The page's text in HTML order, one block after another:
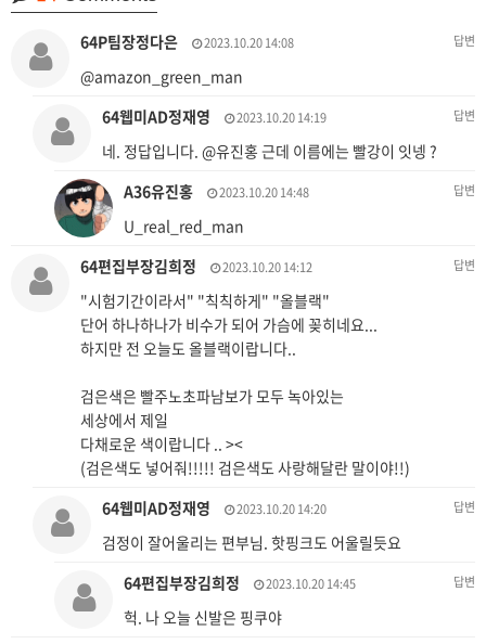
64P팀장정다은 2023.10.20 14:08 답변
@amazon_green_man
64웹미AD정재영
2023.10.20 14:19 답변
네. 정답입니다. @유진홍 근데 이름에는 빨강이 잇넹 ?
A36유진홍
2023.10.20 14:48 답변
U_real_red_man
64편집부장김희정
2023.10.20 14:12 답변
"시험기간이라서" "칙칙하게" "올블랙"
단어 하나하나가 비수가 되어 가슴에 꽂히네요...
하지만 전 오늘도 올블랙이랍니다..
검은색은 빨주노초파남보가 모두 녹아있는
세상에서 제일
다채로운 색이랍니다 .. ><
(검은색도 넣어줘!!!!! 검은색도 사랑해달란 말이야!!)
64웹미AD정재영
2023.10.20 14:20 답변
검정이 잘어울리는 편부님. 핫핑크도 어울릴듯요
64편집부장김희정
2023.10.20 14:45 답변
헉. 나 오늘 신발은 핑쿠야